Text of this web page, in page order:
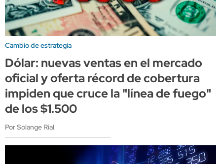
Cambio de estrategia
Dólar: nuevas ventas en el mercado
oficial y oferta récord de cobertura
impiden que cruce la "línea de fuego"
de los $1.500
Por Solange Rial